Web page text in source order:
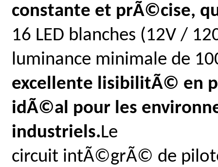
constante et prÃ©cise,
16 LED blanches (12V /
luminance minimale de
excellente lisibilitÃ© en
idÃ©al pour les
industriels.Le
circuit intÃ©grÃ© de